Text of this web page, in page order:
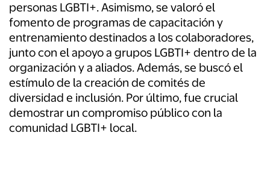
personas LGBTI+. Asimismo, se valoró el
fomento de programas de capacitación y
entrenamiento destinados a los colaboradores,
junto con el apoyo a grupos LGBTI+ dentro de la
organización y a aliados. Además, se buscó el
estímulo de la creación de comités de
diversidad e inclusión. Por último, fue crucial
demostrar un compromiso público con la
comunidad LGBTI+ local.